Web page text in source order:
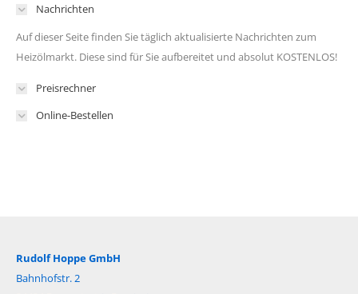
Nachrichten
Auf dieser Seite finden Sie täglich aktualisierte Nachrichten zum
Heizölmarkt. Diese sind für Sie aufbereitet und absolut KOSTENLOS!
Preisrechner
Online-Bestellen
Rudolf Hoppe GmbH
Bahnhofstr. 2